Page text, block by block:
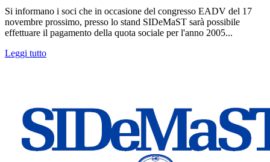
Si informano i soci che in occasione del congresso EADV del 17
novembre prossimo, presso lo stand SIDeMaST sarà possibile
effettuare il pagamento della quota sociale per l'anno 2005...
Leggi tutto